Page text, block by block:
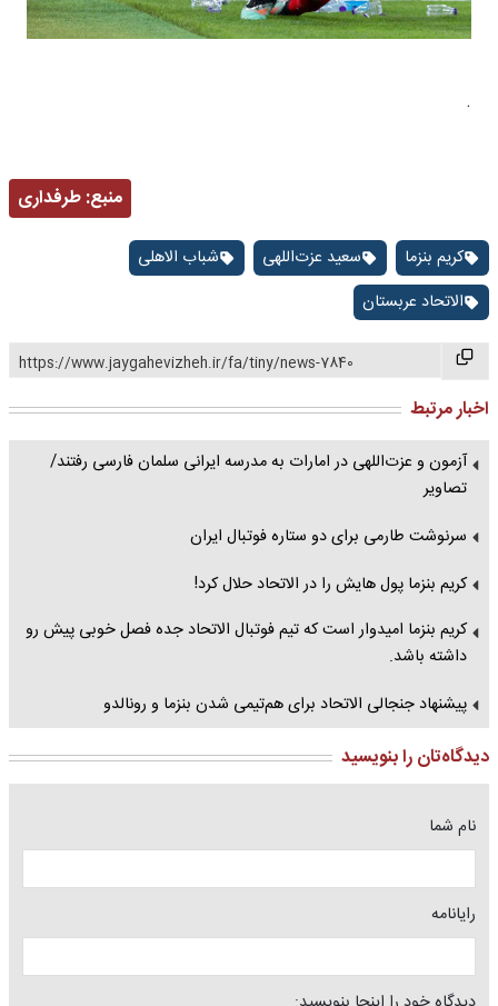
.
منبع:طرفداری
کریم بنزما سعید عزت‌اللهی
شباب الاهلی
الاتحاد عربستان
https://www.jaygahevizheh.ir/fa/tiny/news-7840
اخبار مرتبط
آزمون و عزت‌اللهی در امارات به مدرسه ایرانی سلمان فارسی رفتند/
تصاویر
سرنوشت طارمی برای دو ستاره فوتبال ایران
کریم بنزما پول هایش را در الاتحاد حلال کرد!
کریم بنزما امیدوار است که تیم فوتبال الاتحاد جده فصل خوبی پیش رو
داشته باشد.
پیشنهاد جنجالی الاتحاد برای هم‌تیمی شدن بنزما و رونالدو
دیدگاه‌تان را بنویسید
نام شما
رایانامه